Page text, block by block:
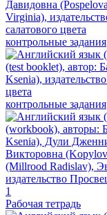
контрольные задания
контрольные задания
Рабочая тетрадь